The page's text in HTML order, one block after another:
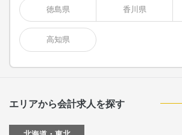
徳島県 香川県
高知県
エリアから会計求人を探す